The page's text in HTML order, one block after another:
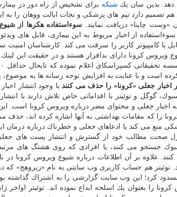
بدین سان یك شبكه برای تشخیص از راه دور در
«وست چاینا» دریافت نمایند. سوءاستفاده هكرها از
از اخبار مربوط به این بیماری، فایل های
یا كامپیوتر كاربر را سرقت می كند. كارشناسان امنیت
ویروس كرونا دارای بدافزار هستند و در حقیقت
است و با عنایت به افزایش توجه رسانه ها به
اخبار جعلی «كرونا» را حذف می كنندبا وجود انتشار
گوگل و توئیتر با اقداماتی خاص تلاش دارند با
اخبار جعلی و محتوای مضر درباره ویروس كرونا است.
را كه مقامات بهداشتی به آنها اشاره كرده اند،
منع می كند یا ادعاهای جعلی و خطرناك درباره
صحت مطالب خود از گسترش و انتشار پست های
جستجو می كنند، یا افرادی كه روی هشتگ های مرتبط
علاوه بر آن اطلاعات درباره شیوع ویروس كرونا در
هم حساب كاربری وب سایتی به نام «زیروهج» كه
كرد؛ این وب سایت گزارشی را به اشتراك گذاشته
را بعنوان یك اسلحه ابداع نموده اند. توئیتر